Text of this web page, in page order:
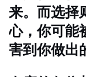
来。而选择
心，你可能
害到你做出